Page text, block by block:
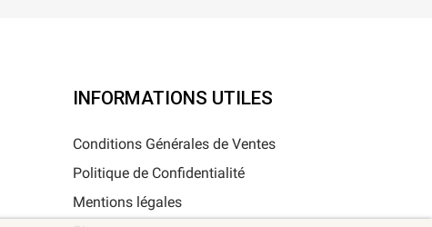
INFORMATIONS UTILES
Conditions Générales de Ventes
Politique de Confidentialité
Mentions légales